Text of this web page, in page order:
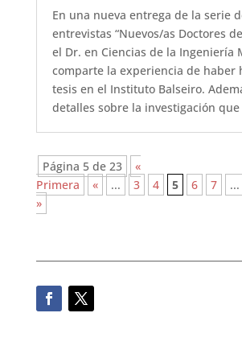
En una nueva entrega de la serie
entrevistas “Nuevos/as Doctores
el Dr. en Ciencias de la Ingeniería
comparte la experiencia de haber
tesis en el Instituto Balseiro.
detalles sobre la investigación
Página 5 de 23
«
Primera
« ... 3 4 5 6 7 ...
»